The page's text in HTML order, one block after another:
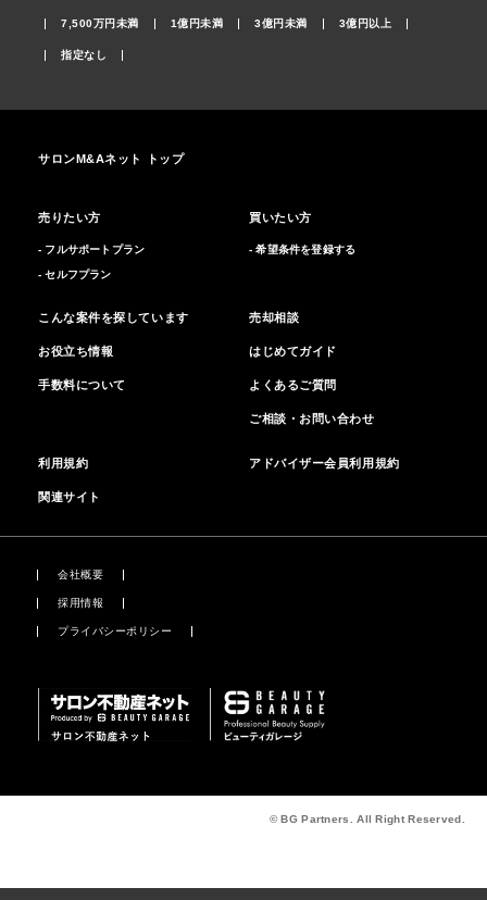
7,500万円未満 1億円未満 3億円未満 3億円以上
指定なし
サロンM&Aネット トップ
売りたい方
- フルサポートプラン
- セルフプラン
買いたい方
- 希望条件を登録する
こんな案件を探しています
お役立ち情報
手数料について
売却相談
はじめてガイド
よくあるご質問
ご相談・お問い合わせ
利用規約 アドバイザー会員利用規約
関連サイト
会社概要
採用情報
プライバシーポリシー
© BG Partners. All Right Reserved.